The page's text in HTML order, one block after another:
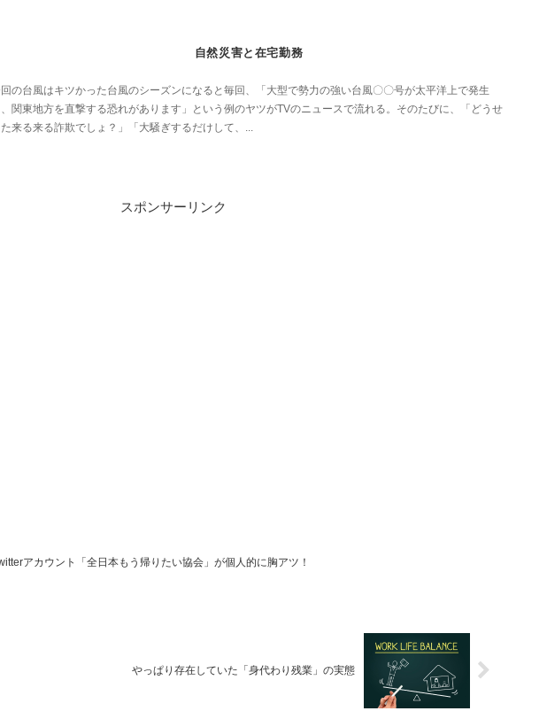
自然災害と在宅勤務
の台風はキツかった台風のシーズンになると毎回、「大型で勢力の強い台風〇〇号が太平洋上で発生
、関東地方を直撃する恐れがあります」という例のヤツがTVのニュースで流れる。そのたびに、「どうせ
た来る来る詐欺でしょ？」「大騒ぎするだけして、...
スポンサーリンク
アカウント「全日本もう帰りたい協会」が個人的に胸アツ！
やっぱり存在していた「身代わり残業」の実態